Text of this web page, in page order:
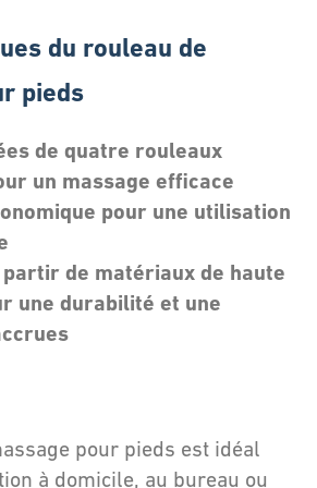
du rouleau de
pieds
de quatre rouleaux
un massage efficace
pour une utilisation
partir de matériaux de haute
une durabilité et une
pour pieds est idéal
à domicile, au bureau ou